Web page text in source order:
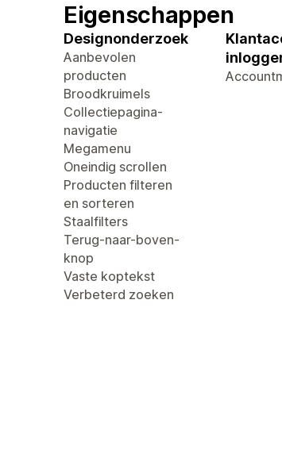
Eigenschappen
Designonderzoek
Aanbevolen
producten
Broodkruimels
Collectiepagina-
navigatie
Megamenu
Oneindig scrollen
Producten filteren
en sorteren
Staalfilters
Terug-naar-boven-
knop
Vaste koptekst
Verbeterd zoeken